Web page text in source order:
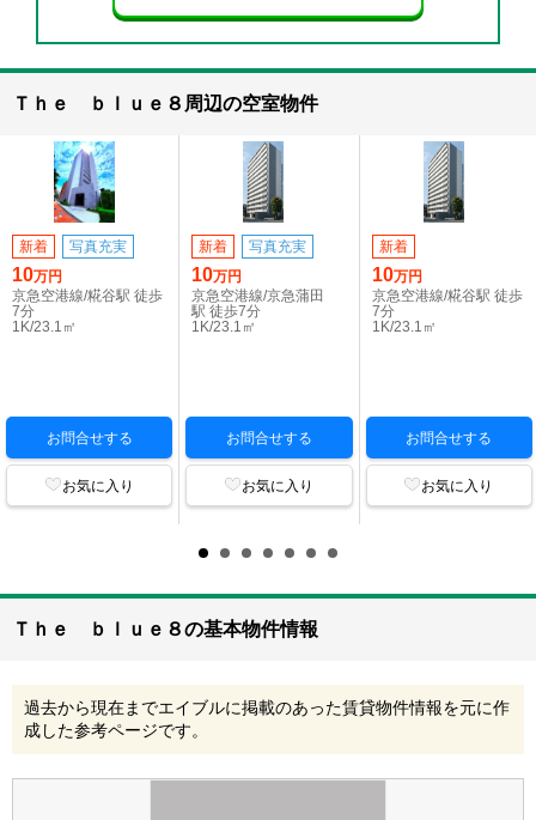
Ｔｈｅ ｂｌｕｅ８周辺の空室物件
新着 写真充実
10万円
京急空港線/糀谷駅 徒歩
7分
1K/23.1㎡
お問合せする
お気に入り
新着 写真充実
10万円
京急空港線/京急蒲田
駅 徒歩7分
1K/23.1㎡
お問合せする
お気に入り
新着
10万円
京急空港線/糀谷駅 徒歩
7分
1K/23.1㎡
お問合せする
お気に入り
Ｔｈｅ ｂｌｕｅ８の基本物件情報
過去から現在までエイブルに掲載のあった賃貸物件情報を元に作
成した参考ページです。